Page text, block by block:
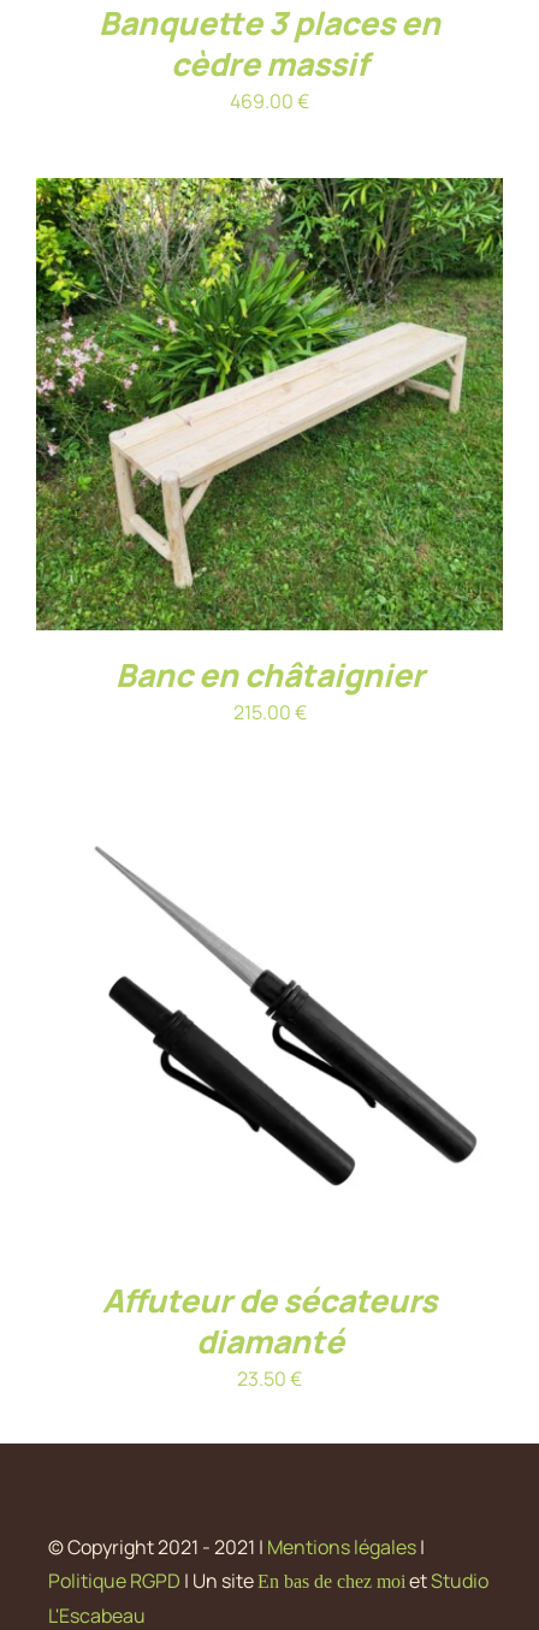
Banquette 3 places en
cèdre massif
469.00€
AJOUTER AU PANIER
/
DÉTAILS
Banc en châtaignier
215.00€
AJOUTER AU PANIER
Affuteur de sécateurs
diamanté
23.50€
© Copyright 2021 - 2021 | Mentions légales|
Politique RGPD | Un siteEn bas de chez moietStudio
L'Escabeau